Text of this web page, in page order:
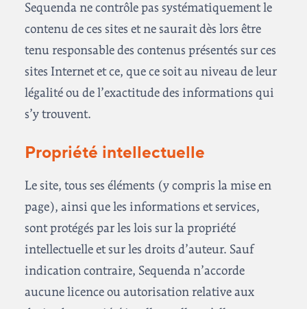
Sequenda ne contrôle pas systématiquement le
contenu de ces sites et ne saurait dès lors être
tenu responsable des contenus présentés sur ces
sites Internet et ce, que ce soit au niveau de leur
légalité ou de l’exactitude des informations qui
s’y trouvent.
Propriété intellectuelle
Le site, tous ses éléments (y compris la mise en
page), ainsi que les informations et services,
sont protégés par les lois sur la propriété
intellectuelle et sur les droits d’auteur. Sauf
indication contraire, Sequenda n’accorde
aucune licence ou autorisation relative aux